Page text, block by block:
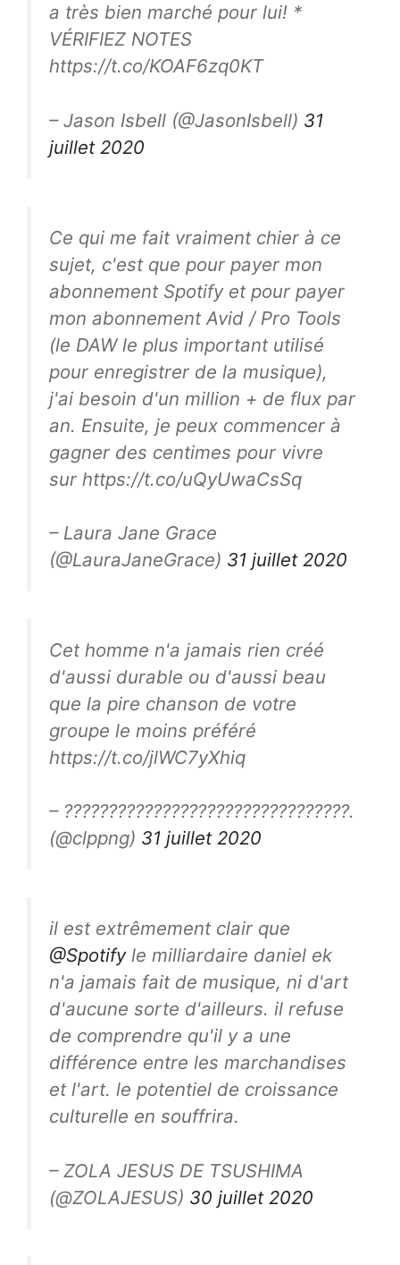
a très bien marché pour lui! *
VÉRIFIEZ NOTES
https://t.co/KOAF6zq0KT
– Jason Isbell (@JasonIsbell) 31
juillet 2020
Ce qui me fait vraiment chier à ce
sujet, c'est que pour payer mon
abonnement Spotify et pour payer
mon abonnement Avid / Pro Tools
(le DAW le plus important utilisé
pour enregistrer de la musique),
j'ai besoin d'un million + de flux par
an. Ensuite, je peux commencer à
gagner des centimes pour vivre
sur https://t.co/uQyUwaCsSq
– Laura Jane Grace
(@LauraJaneGrace) 31 juillet 2020
Cet homme n'a jamais rien créé
d'aussi durable ou d'aussi beau
que la pire chanson de votre
groupe le moins préféré
https://t.co/jlWC7yXhiq
– ????????????????????????????????.
(@clppng) 31 juillet 2020
il est extrêmement clair que
@Spotifyle milliardaire daniel ek
n'a jamais fait de musique, ni d'art
d'aucune sorte d'ailleurs. il refuse
de comprendre qu'il y a une
différence entre les marchandises
et l'art. le potentiel de croissance
culturelle en souffrira.
– ZOLA JESUS ​​DE TSUSHIMA
(@ZOLAJESUS) 30 juillet 2020